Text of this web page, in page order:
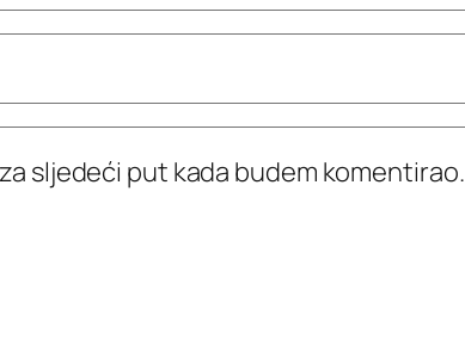
sljedeći put kada budem komentirao.